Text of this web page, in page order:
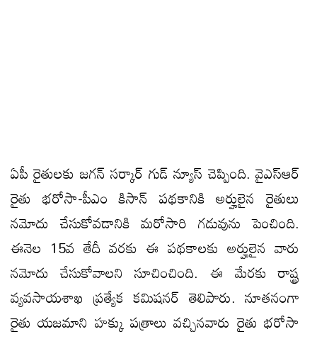
ఏపీ రైతులకు జగన్ సర్కార్ గుడ్ న్యూస్ చెప్పింది. వైఎస్ఆర్
రైతు భరోసా-పీఎం కిసాన్ పథకానికి అర్హులైన రైతులు
నమోదు చేసుకోవడానికి మరోసారి గడువును పెంచింది.
ఈనెల 15వ తేదీ వరకు ఈ పథకాలకు అర్హులైన వారు
నమోదు చేసుకోవాలని సూచించింది. ఈ మేరకు రాష్ట్ర
వ్యవసాయశాఖ ప్రత్యేక కమిషనర్ తెలిపారు. నూతనంగా
రైతు యజమాని హక్కు పత్రాలు వచ్చినవారు రైతు భరోసా